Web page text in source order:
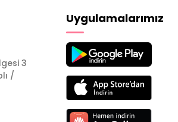
3
/
Uygulamalarımız